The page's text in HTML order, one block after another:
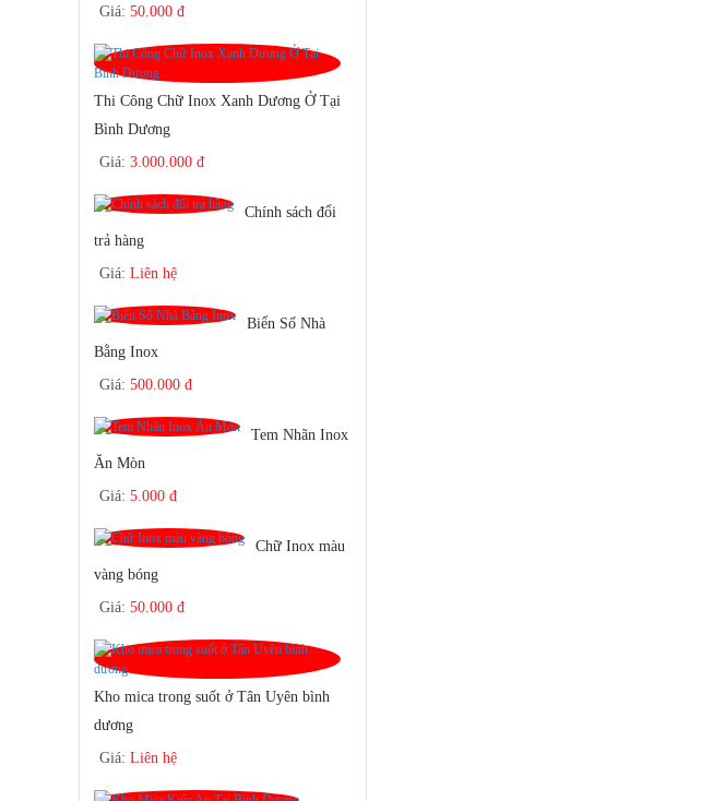
Giá: 50.000 đ
Thi Công Chữ Inox Xanh Dương Ở Tại
Bình Dương
Giá: 3.000.000 đ
Chính sách đổi
trả hàng
Giá: Liên hệ
Biển Số Nhà
Bằng Inox
Giá: 500.000 đ
Tem Nhãn Inox
Ăn Mòn
Giá: 5.000 đ
Chữ Inox màu
vàng bóng
Giá: 50.000 đ
Kho mica trong suốt ở Tân Uyên bình
dương
Giá: Liên hệ